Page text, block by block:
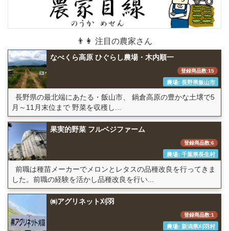
👨👩 注目の農家さん
なべくら高原 ひぐらし農場・木内順一
登録商品数:15
農場: 長野県飯山市
長野県の最北端にあたる・飯山市、 鍋倉高原の豊かな土壌で5
月～11月末位まで 野菜を収穫し...
果実的野菜 フルベジファーム
登録商品数:6
農場: 千葉県長生村
前職は種苗メーカーでメロンとレタスの品種改良を行ってきま
した。前職の経験を活かし品種改良を行い...
㈱アグリネット刈羽
登録商品数:1
農場: 新潟県刈羽村